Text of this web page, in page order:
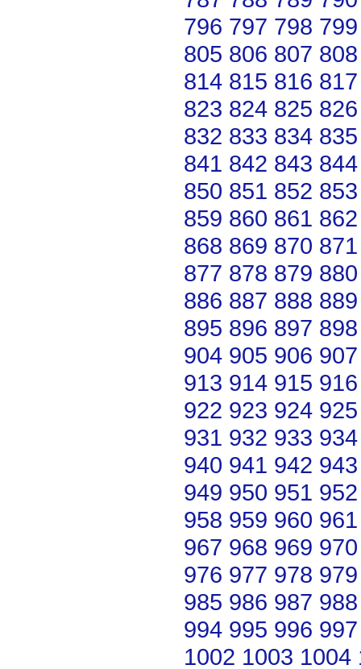
796 797 798 799
805 806 807 808
814 815 816 817
823 824 825 826
832 833 834 835
841 842 843 844
850 851 852 853
859 860 861 862
868 869 870 871
877 878 879 880
886 887 888 889
895 896 897 898
904 905 906 907
913 914 915 916
922 923 924 925
931 932 933 934
940 941 942 943
949 950 951 952
958 959 960 961
967 968 969 970
976 977 978 979
985 986 987 988
994 995 996 997
1002 1003 1004